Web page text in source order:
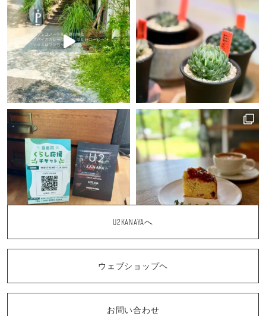
U2KANAYAへ
ウェブショップヘ
お問い合わせ